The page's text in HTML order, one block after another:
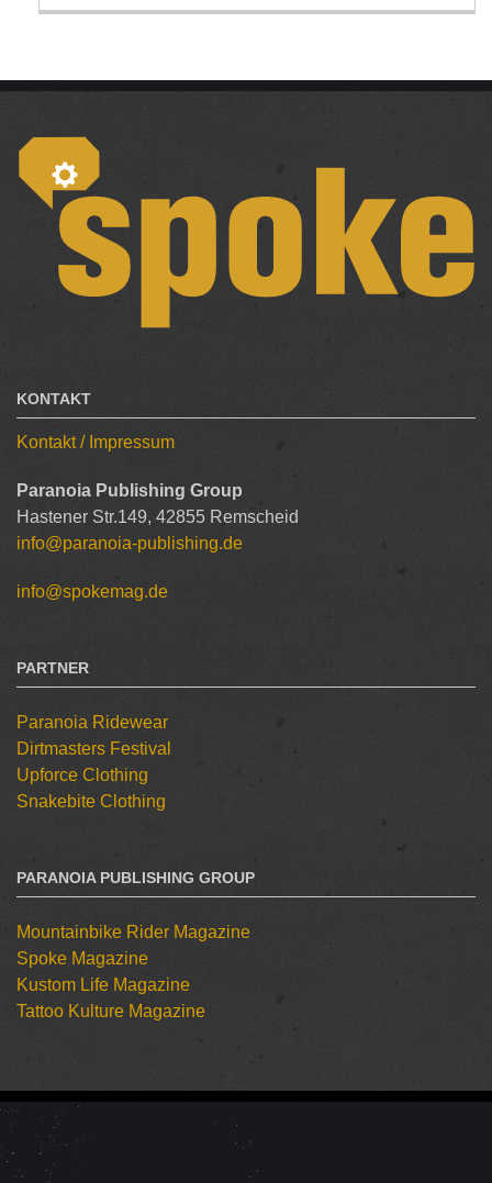
KONTAKT
Kontakt / Impressum
Paranoia Publishing Group
Hastener Str.149, 42855 Remscheid
info@paranoia-publishing.de
info@spokemag.de
PARTNER
Paranoia Ridewear
Dirtmasters Festival
Upforce Clothing
Snakebite Clothing
PARANOIA PUBLISHING GROUP
Mountainbike Rider Magazine
Spoke Magazine
Kustom Life Magazine
Tattoo Kulture Magazine